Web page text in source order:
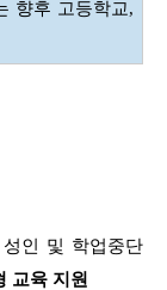
향후 고등학교,
인 및 학업중단
교육 지원